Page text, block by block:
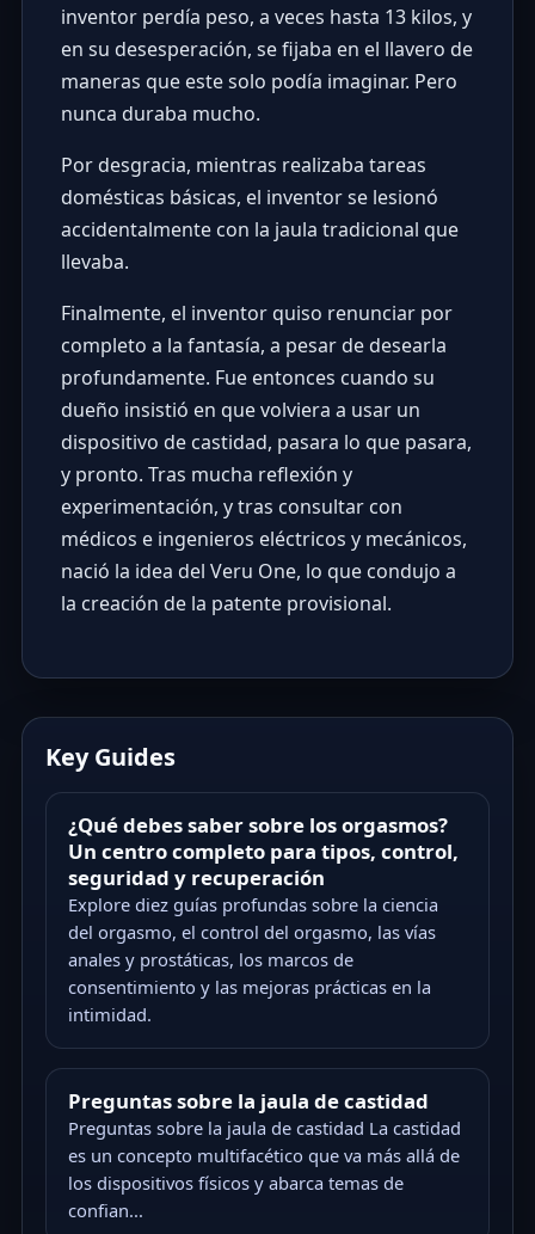
inventor perdía peso, a veces hasta 13 kilos, y
en su desesperación, se fijaba en el llavero de
maneras que este solo podía imaginar. Pero
nunca duraba mucho.
Por desgracia, mientras realizaba tareas
domésticas básicas, el inventor se lesionó
accidentalmente con la jaula tradicional que
llevaba.
Finalmente, el inventor quiso renunciar por
completo a la fantasía, a pesar de desearla
profundamente. Fue entonces cuando su
dueño insistió en que volviera a usar un
dispositivo de castidad, pasara lo que pasara,
y pronto. Tras mucha reflexión y
experimentación, y tras consultar con
médicos e ingenieros eléctricos y mecánicos,
nació la idea del Veru One, lo que condujo a
la creación de la patente provisional.
Key Guides
¿Qué debes saber sobre los orgasmos?
Un centro completo para tipos, control,
seguridad y recuperación
Explore diez guías profundas sobre la ciencia
del orgasmo, el control del orgasmo, las vías
anales y prostáticas, los marcos de
consentimiento y las mejoras prácticas en la
intimidad.
Preguntas sobre la jaula de castidad
Preguntas sobre la jaula de castidad La castidad
es un concepto multifacético que va más allá de
los dispositivos físicos y abarca temas de
confian...